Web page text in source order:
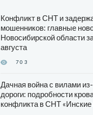
Конфликт в СНТ и
мошенников: главные
Новосибирской области
августа
703
Дачная война с вилами
дороги: подробности
конфликта в СНТ